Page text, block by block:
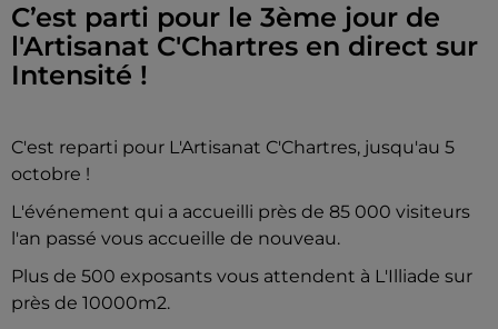
C’est parti pour le 3ème jour de
l'Artisanat C'Chartres en direct sur
Intensité !
C'est reparti pour L'Artisanat C'Chartres, jusqu'au 5
octobre !
L'événement qui a accueilli près de 85 000 visiteurs
l'an passé vous accueille de nouveau.
Plus de 500 exposants vous attendent à L'Illiade sur
près de 10000m2.